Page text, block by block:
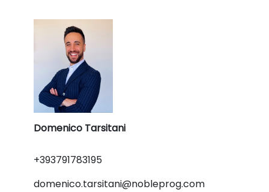
Domenico Tarsitani
+393791783195
domenico.tarsitani@nobleprog.com